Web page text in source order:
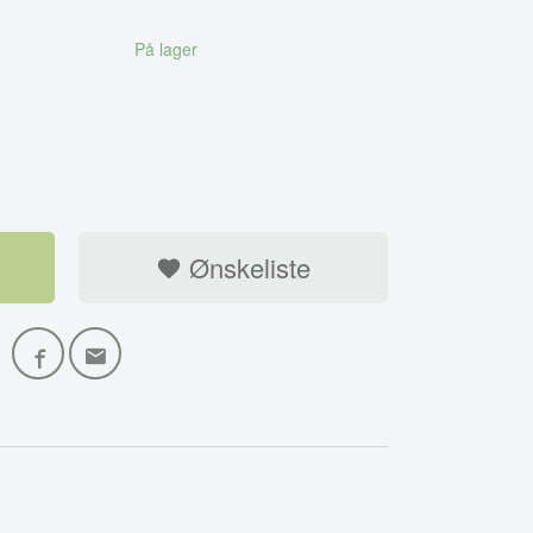
På lager
Ønskeliste